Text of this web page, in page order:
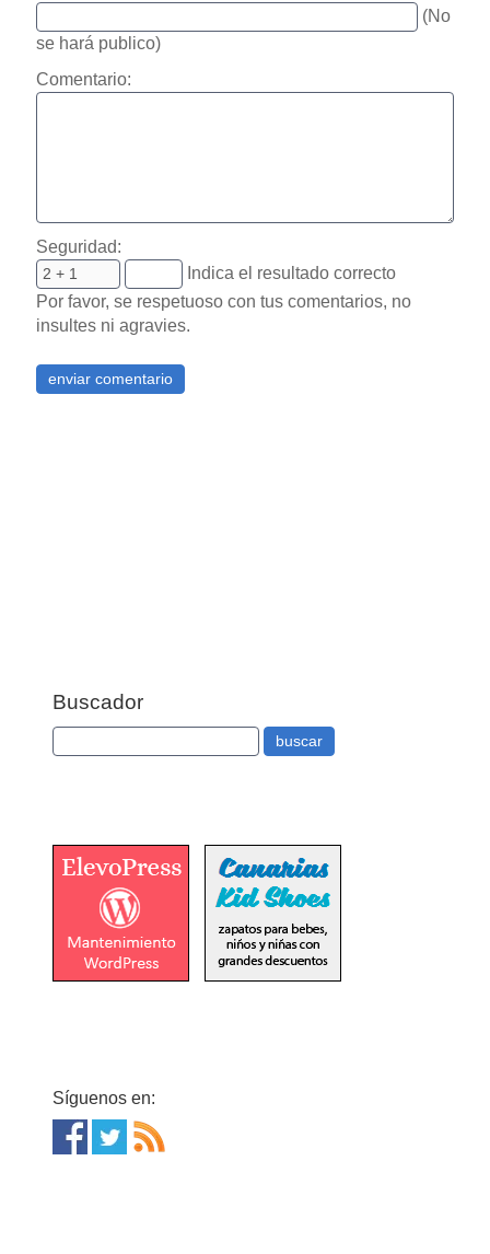
(No
se hará publico)
Comentario:
Seguridad:
Indica el resultado correcto
Por favor, se respetuoso con tus comentarios, no
insultes ni agravies.
Buscador
Síguenos en: